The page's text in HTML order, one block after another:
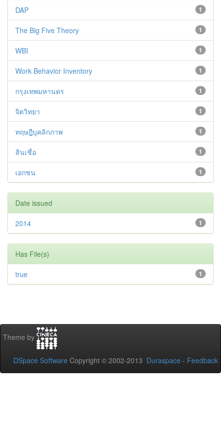
1
DAP
1
The Big Five Theory
1
WBI
1
Work Behavior Inventory
1
กรุงเทพมหานคร
1
จิตวิทยา
1
ทฤษฎีบุคลิกภาพ
1
สินเชื่อ
1
เอกชน
Date issued
1
2014
Has File(s)
1
true
Theme by
DSpace Software Copyright © 2002-2013 Duraspace - Feedback